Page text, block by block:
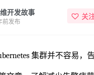
开发故事
前发布 关
集群并不容易，